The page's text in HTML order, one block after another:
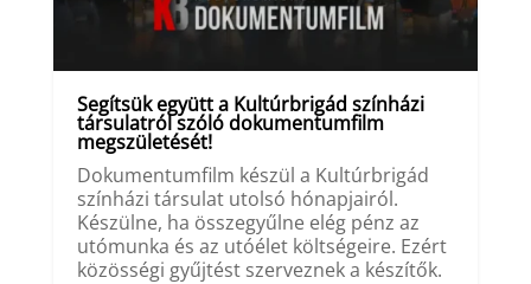
Segítsük együtt a Kultúrbrigád színházi
társulatról szóló dokumentumfilm
megszületését!
Dokumentumfilm készül a Kultúrbrigád
színházi társulat utolsó hónapjairól.
Készülne, ha összegyűlne elég pénz az
utómunka és az utóélet költségeire. Ezért
közösségi gyűjtést szerveznek a készítők.